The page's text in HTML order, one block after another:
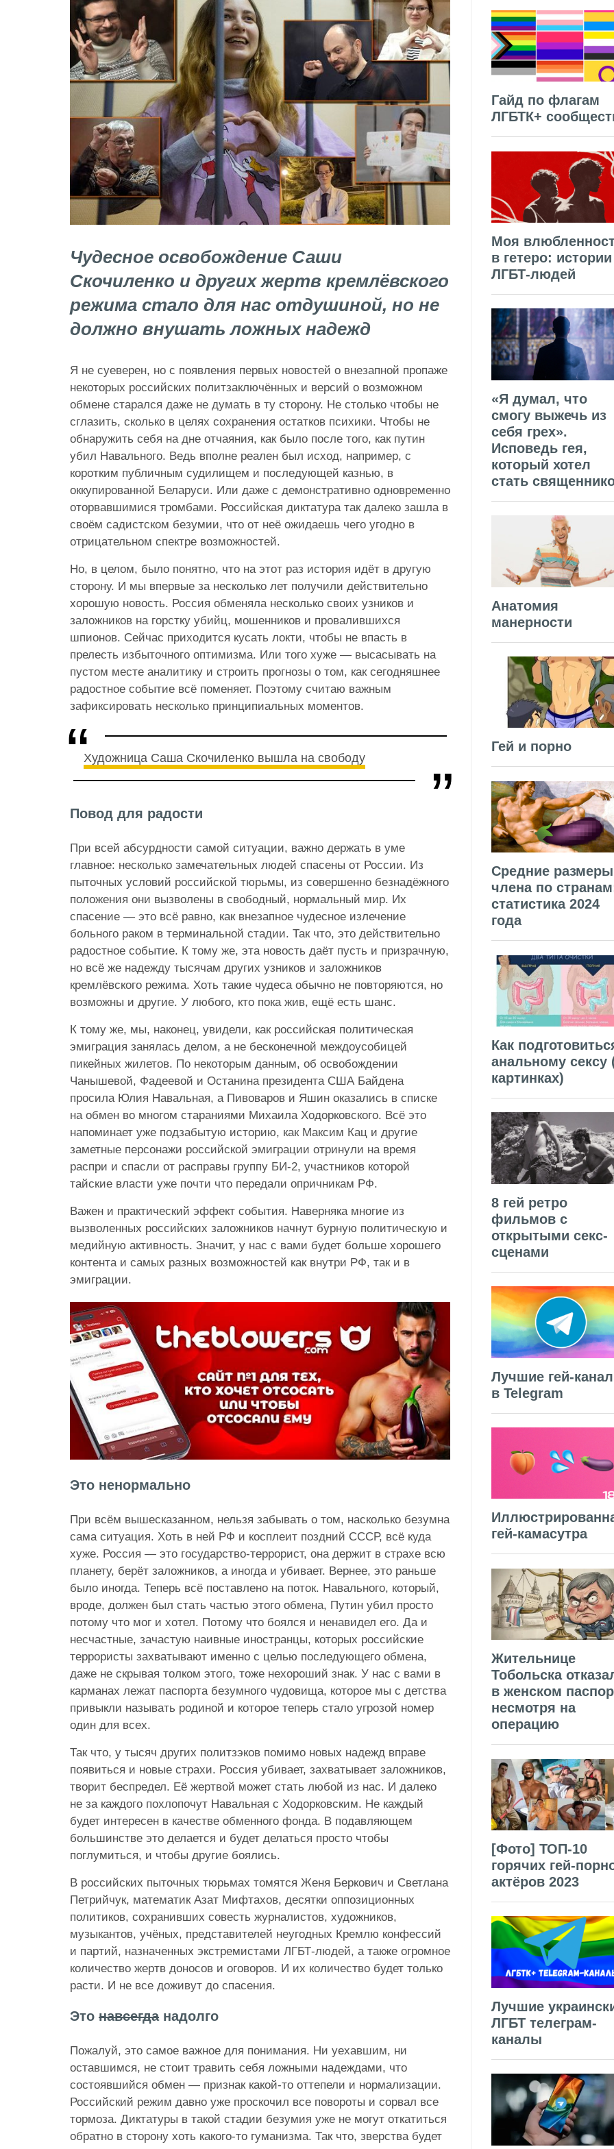
Чудесное освобождение Саши
Скочиленко и других жертв кремлёвского
режима стало для нас отдушиной, но не
должно внушать ложных надежд
Я не суеверен, но с появления первых новостей о внезапной пропаже
некоторых российских политзаключённых и версий о возможном
обмене старался даже не думать в ту сторону. Не столько чтобы не
сглазить, сколько в целях сохранения остатков психики. Чтобы не
обнаружить себя на дне отчаяния, как было после того, как путин
убил Навального. Ведь вполне реален был исход, например, с
коротким публичным судилищем и последующей казнью, в
оккупированной Беларуси. Или даже с демонстративно одновременно
оторвавшимися тромбами. Российская диктатура так далеко зашла в
своём садистском безумии, что от неё ожидаешь чего угодно в
отрицательном спектре возможностей.
Но, в целом, было понятно, что на этот раз история идёт в другую
сторону. И мы впервые за несколько лет получили действительно
хорошую новость. Россия обменяла несколько своих узников и
заложников на горстку убийц, мошенников и провалившихся
шпионов. Сейчас приходится кусать локти, чтобы не впасть в
прелесть избыточного оптимизма. Или того хуже — высасывать на
пустом месте аналитику и строить прогнозы о том, как сегодняшнее
радостное событие всё поменяет. Поэтому считаю важным
зафиксировать несколько принципиальных моментов.
Художница Саша Скочиленко вышла на свободу
Повод для радости
При всей абсурдности самой ситуации, важно держать в уме
главное: несколько замечательных людей спасены от России. Из
пыточных условий российской тюрьмы, из совершенно безнадёжного
положения они вызволены в свободный, нормальный мир. Их
спасение — это всё равно, как внезапное чудесное излечение
больного раком в терминальной стадии. Так что, это действительно
радостное событие. К тому же, эта новость даёт пусть и призрачную,
но всё же надежду тысячам других узников и заложников
кремлёвского режима. Хоть такие чудеса обычно не повторяются, но
возможны и другие. У любого, кто пока жив, ещё есть шанс.
К тому же, мы, наконец, увидели, как российская политическая
эмиграция занялась делом, а не бесконечной междоусобицей
пикейных жилетов. По некоторым данным, об освобождении
Чанышевой, Фадеевой и Останина президента США Байдена
просила Юлия Навальная, а Пивоваров и Яшин оказались в списке
на обмен во многом стараниями Михаила Ходорковского. Всё это
напоминает уже подзабытую историю, как Максим Кац и другие
заметные персонажи российской эмиграции отринули на время
распри и спасли от расправы группу БИ-2, участников которой
тайские власти уже почти что передали опричникам РФ.
Важен и практический эффект события. Наверняка многие из
вызволенных российских заложников начнут бурную политическую и
медийную активность. Значит, у нас с вами будет больше хорошего
контента и самых разных возможностей как внутри РФ, так и в
эмиграции.
Это ненормально
При всём вышесказанном, нельзя забывать о том, насколько безумна
сама ситуация. Хоть в ней РФ и косплеит поздний СССР, всё куда
хуже. Россия — это государство-террорист, она держит в страхе всю
планету, берёт заложников, а иногда и убивает. Вернее, это раньше
было иногда. Теперь всё поставлено на поток. Навального, который,
вроде, должен был стать частью этого обмена, Путин убил просто
потому что мог и хотел. Потому что боялся и ненавидел его. Да и
несчастные, зачастую наивные иностранцы, которых российские
террористы захватывают именно с целью последующего обмена,
даже не скрывая толком этого, тоже нехороший знак. У нас с вами в
карманах лежат паспорта безумного чудовища, которое мы с детства
привыкли называть родиной и которое теперь стало угрозой номер
один для всех.
Так что, у тысяч других политзэков помимо новых надежд вправе
появиться и новые страхи. Россия убивает, захватывает заложников,
творит беспредел. Её жертвой может стать любой из нас. И далеко
не за каждого похлопочут Навальная с Ходорковским. Не каждый
будет интересен в качестве обменного фонда. В подавляющем
большинстве это делается и будет делаться просто чтобы
поглумиться, и чтобы другие боялись.
В российских пыточных тюрьмах томятся Женя Беркович и Светлана
Петрийчук, математик Азат Мифтахов, десятки оппозиционных
политиков, сохранивших совесть журналистов, художников,
музыкантов, учёных, представителей неугодных Кремлю конфессий
и партий, назначенных экстремистами ЛГБТ-людей, а также огромное
количество жертв доносов и оговоров. И их количество будет только
расти. И не все доживут до спасения.
Это навсегданадолго
Пожалуй, это самое важное для понимания. Ни уехавшим, ни
оставшимся, не стоит травить себя ложными надеждами, что
состоявшийся обмен — признак какой-то оттепели и нормализации.
Российский режим давно уже проскочил все повороты и сорвал все
тормоза. Диктатуры в такой стадии безумия уже не могут откатиться
обратно в сторону хоть какого-то гуманизма. Так что, зверства будет
Гайд по флагам
ЛГБТК+
Моя
в гетеро: истории
ЛГБТ-людей
«Я думал, что
смогу выжечь из
себя грех».
Исповедь гея,
который хотел
стать
Анатомия
манерности
Гей и порно
Средние размеры
члена по
статистика 2024
года
Как
анальному сексу
картинках)
8 гей ретро
фильмов с
открытыми секс-
сценами
Лучшие гей-
в Telegram
гей-камасутра
Жительнице
Тобольска
в женском
несмотря на
операцию
[Фото] ТОП-10
горячих гей-
актёров 2023
Лучшие
ЛГБТ телеграм-
каналы